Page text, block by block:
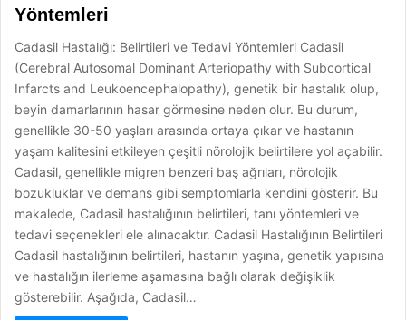
Yöntemleri
Cadasil Hastalığı: Belirtileri ve Tedavi Yöntemleri Cadasil
(Cerebral Autosomal Dominant Arteriopathy with Subcortical
Infarcts and Leukoencephalopathy), genetik bir hastalık olup,
beyin damarlarının hasar görmesine neden olur. Bu durum,
genellikle 30-50 yaşları arasında ortaya çıkar ve hastanın
yaşam kalitesini etkileyen çeşitli nörolojik belirtilere yol açabilir.
Cadasil, genellikle migren benzeri baş ağrıları, nörolojik
bozukluklar ve demans gibi semptomlarla kendini gösterir. Bu
makalede, Cadasil hastalığının belirtileri, tanı yöntemleri ve
tedavi seçenekleri ele alınacaktır. Cadasil Hastalığının Belirtileri
Cadasil hastalığının belirtileri, hastanın yaşına, genetik yapısına
ve hastalığın ilerleme aşamasına bağlı olarak değişiklik
gösterebilir. Aşağıda, Cadasil…